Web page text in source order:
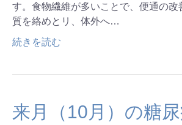
す。食物繊維が多いことで、便通の改
質を絡めとリ、体外へ…
続きを読む
来月（10月）の糖